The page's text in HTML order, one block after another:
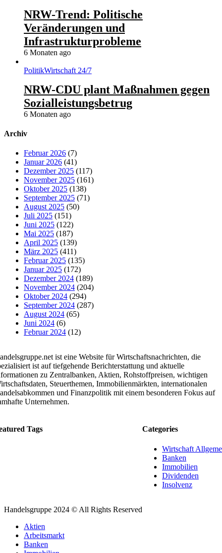
NRW-Trend: Politische
Veränderungen und
Infrastrukturprobleme
6 Monaten ago
PolitikWirtschaft 24/7
NRW-CDU plant Maßnahmen gegen
Sozialleistungsbetrug
6 Monaten ago
Archiv
Februar 2026 (7)
Januar 2026 (41)
Dezember 2025 (117)
November 2025 (161)
Oktober 2025 (138)
September 2025 (71)
August 2025 (50)
Juli 2025 (151)
Juni 2025 (122)
Mai 2025 (187)
April 2025 (139)
März 2025 (411)
Februar 2025 (135)
Januar 2025 (172)
Dezember 2024 (189)
November 2024 (204)
Oktober 2024 (294)
September 2024 (287)
August 2024 (65)
Juni 2024 (6)
Februar 2024 (12)
ist eine Website für Wirtschaftsnachrichten, die
ist auf tiefgehende Berichterstattung und aktuelle
zu Zentralbanken, Aktien, Rohstoffpreisen, wichtigen
Steuerthemen, Immobilienmärkten, internationalen
und Finanzpolitik mit einem besonderen Fokus auf
Unternehmen.
Tags Categories
Wirtschaft
Banken
Immobilien
Dividenden
Insolvenz
Handelsgruppe 2024 © All Rights Reserved
Aktien
Arbeitsmarkt
Banken